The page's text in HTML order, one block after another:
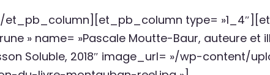
type=
» name= »Pascale Moutte-Baur, auteure et
Soluble, 2018″ image_url= »/wp-content/